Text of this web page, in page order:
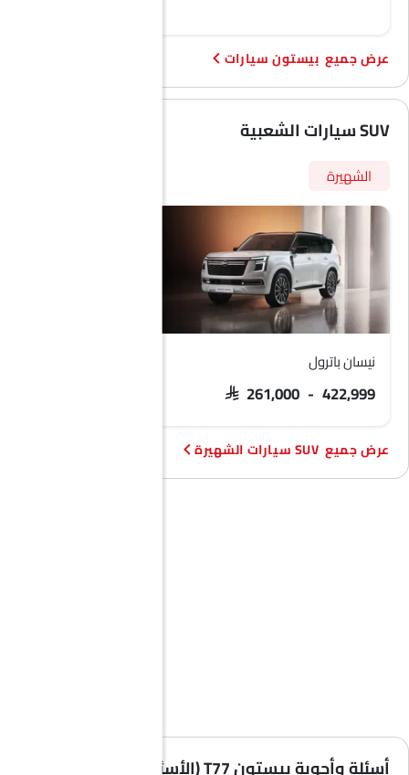
بيستون سيارات
SUV سيارات الشعبية
الشهيرة
نيسان باترول
SAR 261,000 - 422,999
SUV سيارات الشهيرة
أسئلة وأجوبة بيستون T77 (الأسئلة الشائعة)